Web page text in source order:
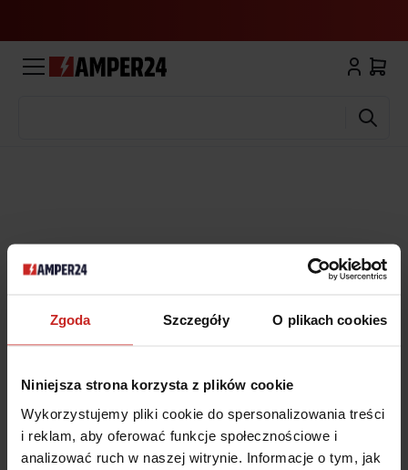
Zgoda Szczegóły O plikach cookies
Niniejsza strona korzysta z plików cookie
Wykorzystujemy pliki cookie do spersonalizowania treści
i reklam, aby oferować funkcje społecznościowe i
analizować ruch w naszej witrynie. Informacje o tym, jak